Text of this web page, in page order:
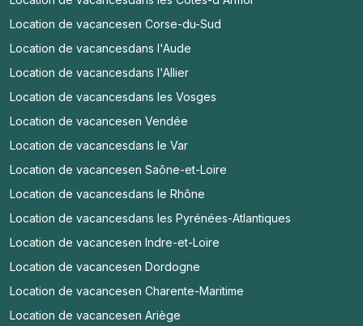
Location de vacancesen Corse-du-Sud
Location de vacancesdans l'Aude
Location de vacancesdans l'Allier
Location de vacancesdans les Vosges
Location de vacancesen Vendée
Location de vacancesdans le Var
Location de vacancesen Saône-et-Loire
Location de vacancesdans le Rhône
Location de vacancesdans les Pyrénées-Atlantiques
Location de vacancesen Indre-et-Loire
Location de vacancesen Dordogne
Location de vacancesen Charente-Maritime
Location de vacancesen Ariège